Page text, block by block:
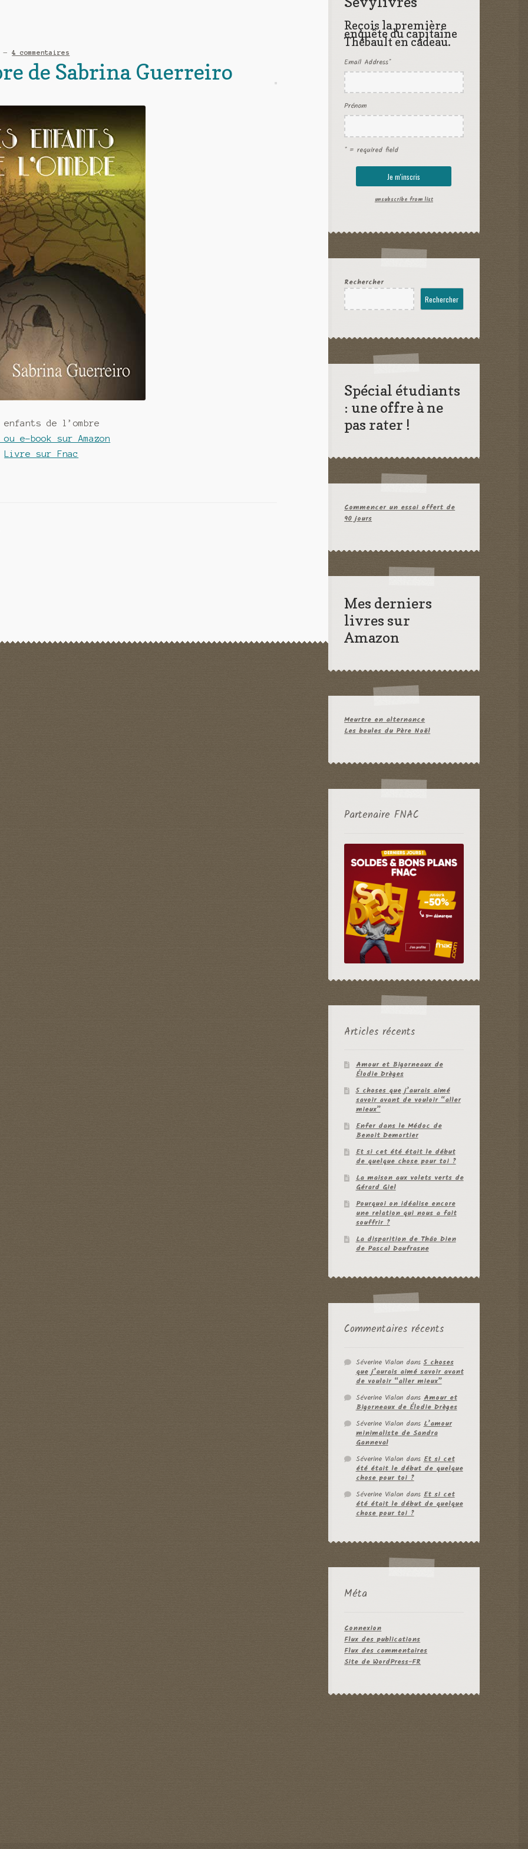
—4 commentaires
de Sabrina Guerreiro
enfants de l’ombre
e-book sur Amazon
Livre sur Fnac
Reçois la première
enquête du capitaine
Thébault en cadeau.
Email Address*
Prénom
* = required field
unsubscribe from list
Rechercher
Rechercher
Spécial étudiants
: une offre à ne
pas rater !
Commencer un essai offert de
90 jours
Mes derniers
livres sur
Amazon
Meurtre en alternance
Les boules du Père Noël
Partenaire FNAC
Articles récents
Amour et Bigorneaux de
Élodie Drèges
5 choses que j’aurais aimé
savoir avant de vouloir “aller
mieux”
Enfer dans le Médoc de
Benoit Demortier
Et si cet été était le début
de quelque chose pour toi ?
La maison aux volets verts de
Gérard Giel
Pourquoi on idéalise encore
une relation qui nous a fait
souffrir ?
La disparition de Thâo Dien
de Pascal Daufrasne
Commentaires récents
Séverine Vialondans5 choses
que j’aurais aimé savoir avant
de vouloir “aller mieux”
Séverine VialondansAmour et
Bigorneaux de Élodie Drèges
Séverine VialondansL’amour
minimaliste de Sandra
Ganneval
Séverine VialondansEt si cet
été était le début de quelque
chose pour toi ?
Séverine VialondansEt si cet
été était le début de quelque
chose pour toi ?
Méta
Connexion
Flux des publications
Flux des commentaires
Site de WordPress-FR